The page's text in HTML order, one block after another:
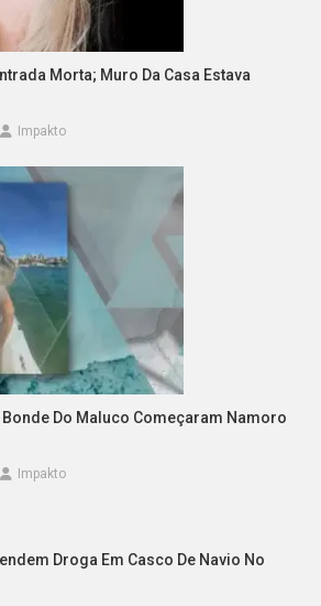
Morta; Muro Da Casa Estava
Impakto
Do Maluco Começaram Namoro
Impakto
Droga Em Casco De Navio No